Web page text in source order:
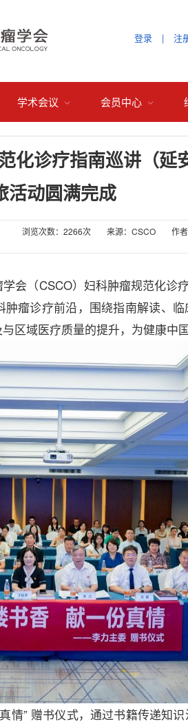
登录 | 注
学术会议  会员中心 
化诊疗指南巡讲（延
活动圆满完成
浏览次数：2266次 来源：CSCO 作
会（CSCO）妇科肿瘤规范化诊
瘤诊疗前沿，围绕指南解读、
区域医疗质量的提升，为健康中
情” 赠书仪式，通过书籍传递知